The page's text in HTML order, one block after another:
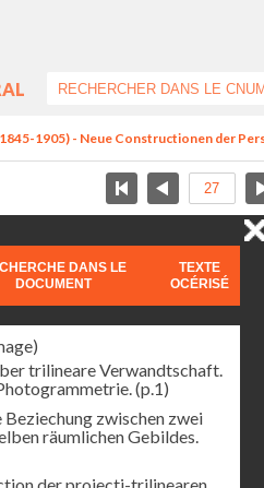
1905) - Neue Constructionen der
DANS LE
DOCUMENT
TEXTE
OCÉRISÉ
trilineare Verwandtschaft.
(p.1)
zwischen zwei
räumlichen Gebildes.